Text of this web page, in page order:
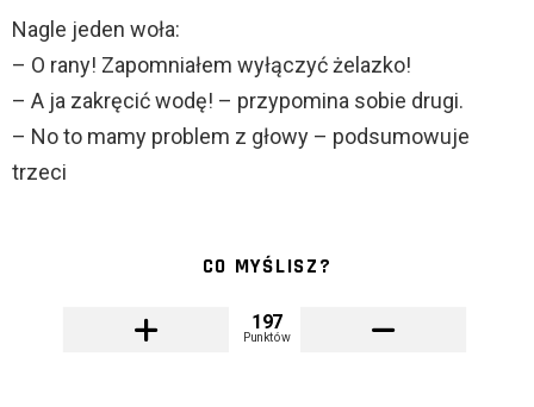
Nagle jeden woła:
– O rany! Zapomniałem wyłączyć żelazko!
– A ja zakręcić wodę! – przypomina sobie drugi.
– No to mamy problem z głowy – podsumowuje
trzeci
CO MYŚLISZ?
197
Punktów